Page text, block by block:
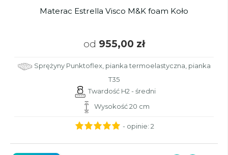
Materac Estrella Visco M&K foam Koło
od 955,00 zł
Sprężyny Punktoflex, pianka termoelastyczna, pianka
T35
Twardość H2 - średni
Wysokość 20 cm
- opinie: 2